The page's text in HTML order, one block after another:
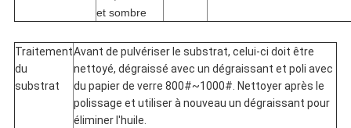
et sombre
Traitement
du
substrat
Avant de pulvériser le substrat, celui-ci doit être
nettoyé, dégraissé avec un dégraissant et poli avec
du papier de verre 800#~1000#. Nettoyer après le
polissage et utiliser à nouveau un dégraissant pour
éliminer l'huile.